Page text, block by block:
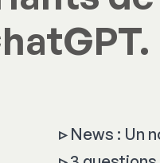
▹News : Un